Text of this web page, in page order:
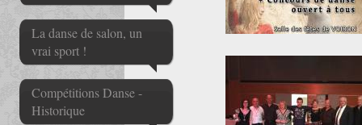
La danse de salon, un
vrai sport !
Compétitions Danse -
Historique